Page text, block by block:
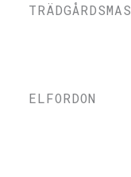
ELFORDON